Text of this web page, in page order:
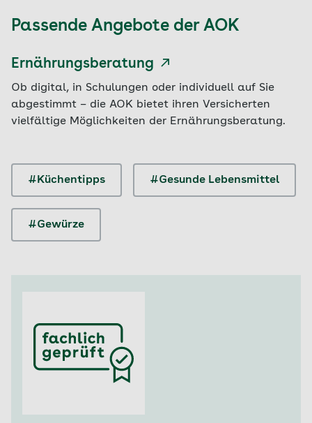
Passende Angebote der AOK
Ernährungsberatung
Ob digital, in Schulungen oder individuell auf Sie
abgestimmt – die AOK bietet ihren Versicherten
vielfältige Möglichkeiten der Ernährungsberatung.
#Küchentipps #Gesunde Lebensmittel
#Gewürze